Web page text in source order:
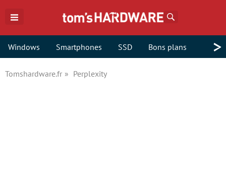
Windows Smartphones SSD Bons plans >
Tomshardware.fr Perplexity